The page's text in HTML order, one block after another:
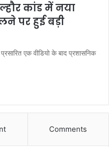
कांड में नया
पर हुई बड़ी
एक वीडियो के बाद प्रशासनिक
Comments